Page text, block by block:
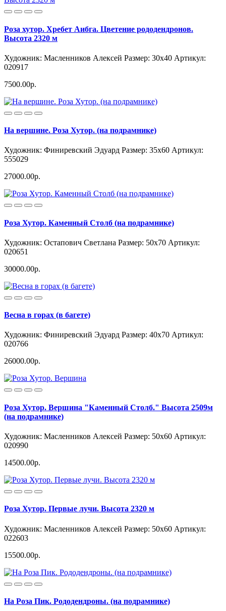
Роза хутор. Хребет Аибга. Цветение рододендронов.
Высота 2320 м
Художник: Масленников Алексей Размер: 30x40 Артикул:
020917
7500.00р.
На вершине. Роза Хутор. (на подрамнике)
Художник: Финиревский Эдуард Размер: 35x60 Артикул:
555029
27000.00р.
Роза Хутор. Каменный Столб (на подрамнике)
Художник: Остапович Светлана Размер: 50x70 Артикул:
020651
30000.00р.
Весна в горах (в багете)
Художник: Финиревский Эдуард Размер: 40x70 Артикул:
020766
26000.00р.
Роза Хутор. Вершина "Каменный Столб." Высота 2509м
(на подрамнике)
Художник: Масленников Алексей Размер: 50x60 Артикул:
020990
14500.00р.
Роза Хутор. Первые лучи. Высота 2320 м
Художник: Масленников Алексей Размер: 50x60 Артикул:
022603
15500.00р.
На Роза Пик. Рододендроны. (на подрамнике)